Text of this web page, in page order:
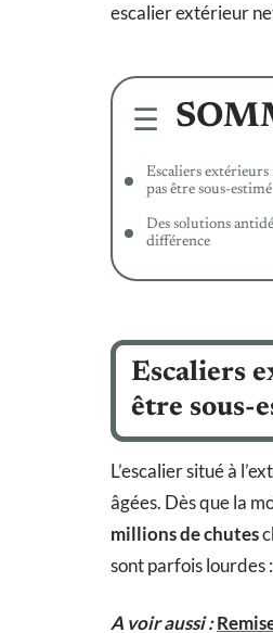
escalier extérieur
Escaliers
pas être sous-estimé
Des solutions
différence
Escaliers
être sous-
L’escalier situé à
âgées. Dès que la
millions de chutes
sont parfois lourdes
A voir aussi :